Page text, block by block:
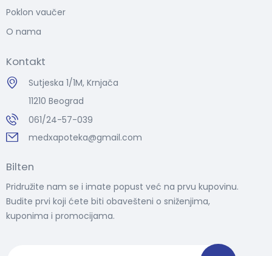
Poklon vaučer
O nama
Kontakt
Sutjeska 1/1M, Krnjača
11210 Beograd
061/24-57-039
medxapoteka@gmail.com
Bilten
Pridružite nam se i imate popust već na prvu kupovinu.
Budite prvi koji ćete biti obavešteni o sniženjima,
kuponima i promocijama.